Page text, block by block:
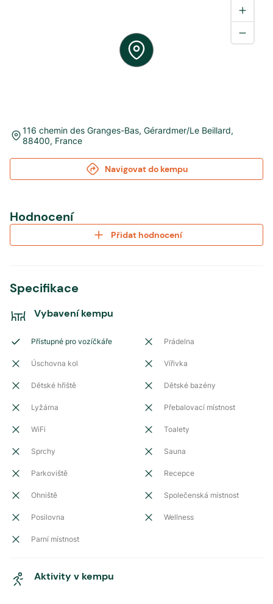
116 chemin des Granges-Bas, Gérardmer/Le Beillard,
88400, France
Navigovat do kempu
Hodnocení
Přidat hodnocení
Specifikace
Vybavení kempu
Přístupné pro vozíčkáře Prádelna
Úschovna kol Vířivka
Dětské hřiště Dětské bazény
Lyžárna Přebalovací místnost
WiFi Toalety
Sprchy Sauna
Parkoviště Recepce
Ohniště Společenská místnost
Posilovna Wellness
Parní místnost
Aktivity v kempu